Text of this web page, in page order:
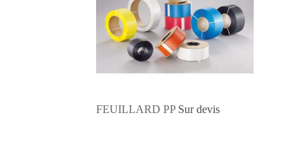
FEUILLARD PP Sur devis